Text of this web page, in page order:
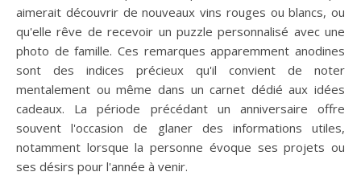
aimerait découvrir de nouveaux vins rouges ou blancs, ou
qu'elle rêve de recevoir un puzzle personnalisé avec une
photo de famille. Ces remarques apparemment anodines
sont des indices précieux qu'il convient de noter
mentalement ou même dans un carnet dédié aux idées
cadeaux. La période précédant un anniversaire offre
souvent l'occasion de glaner des informations utiles,
notamment lorsque la personne évoque ses projets ou
ses désirs pour l'année à venir.